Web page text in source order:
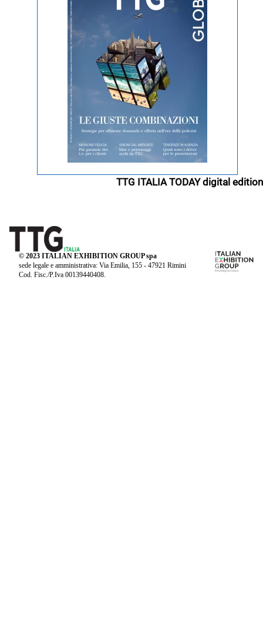
TTG ITALIA TODAY digital edition
© 2023 ITALIAN EXHIBITION GROUP spa
sede legale e amministrativa: Via Emilia, 155 - 47921 Rimini
Cod. Fisc./P.Iva 00139440408.